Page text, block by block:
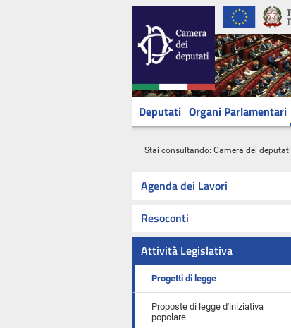
Deputati Organi Parlamentari
Stai consultando: Camera dei deputati
Agenda dei Lavori
Resoconti
Attività Legislativa
Progetti di legge
Proposte di legge d'iniziativa
popolare